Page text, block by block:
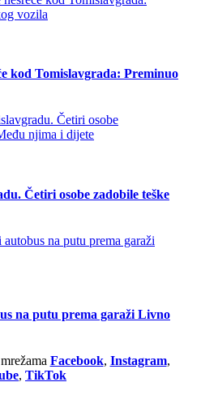
kod Tomislavgrada: Preminuo
Četiri osobe zadobile teške
na putu prema garaži Livno
Facebook, Instagram,
, TikTok